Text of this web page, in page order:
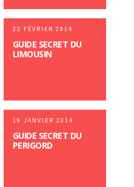
23 FÉVRIER 2014
GUIDE SECRET DU
LIMOUSIN
19 JANVIER 2014
GUIDE SECRET DU
PERIGORD